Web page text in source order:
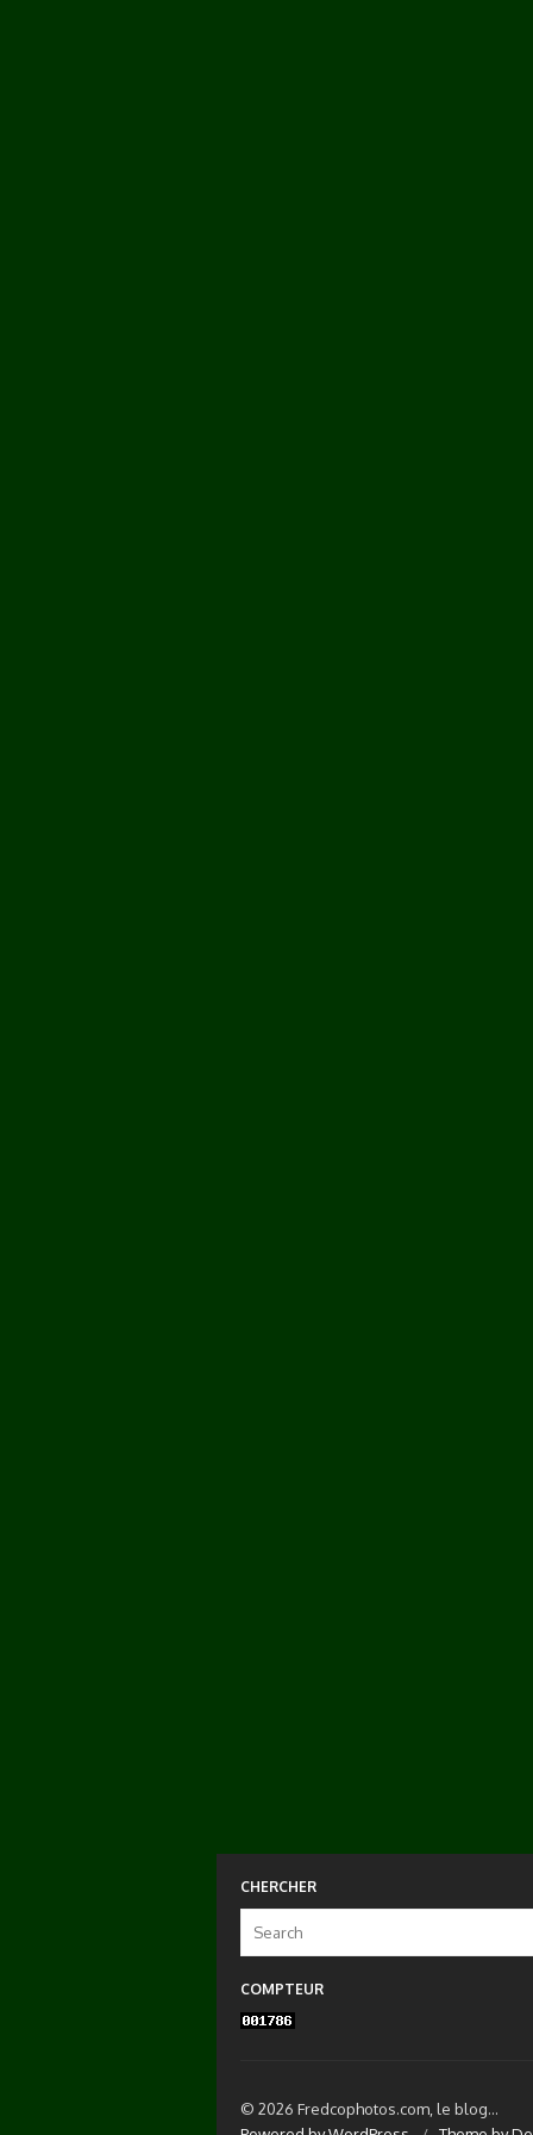
CHERCHER
for:
COMPTEUR
© 2026 Fredcophotos.com, le blog...